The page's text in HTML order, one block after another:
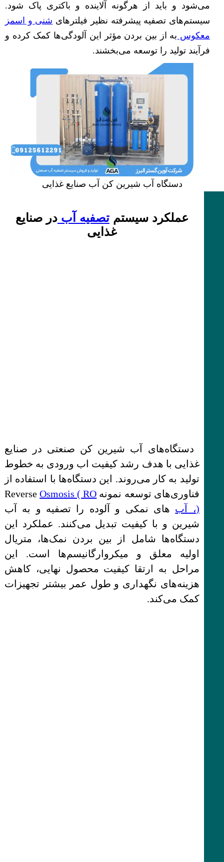
می‌شود و باید از هرگونه آلاینده و باکتری پاک شود.
سیستم‌های تصفیه پیشرفته نظیر فیلترهای شنی و اسمز
معکوس به از بین بردن مؤثر این آلودگی‌ها کمک کرده و
فرآیند تولید را توسعه می‌بخشند.
دستگاه آب شیرین کن آب صنایع غذایی
عملکرد سیستمتصفیه آبدر صنایع
غذایی
دستگاه‌های آب شیرین کن صنعتی در صنایع
غذایی با هدف رشد کیفیت اب ورودی به خطوط
تولید به کار می‌روند. این دستگاه‌ها با استفاده از
فناوری‌های توسعه نمونه Reverse Osmosis ( RO
)، آب
های نمکی و آلوده را تصفیه و به آب
شیرین و با کیفیت تبدیل می‌کنند. عملکرد این
دستگاه‌ها شامل از بین بردن نمک‌ها، متریال
اولیه معلق و میکروارگانیسم‌ها است. این
مراحل به ارتقا کیفیت محصول نهایی، کاهش
هزینه‌های نگهداری و طول عمر بیشتر تجهیزات
کمک می‌کند.